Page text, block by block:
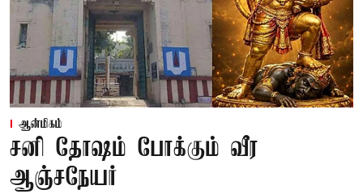
ஆன்மிகம்
சனி தோஷம் போக்கும் வீர
ஆஞ்சநேயர்